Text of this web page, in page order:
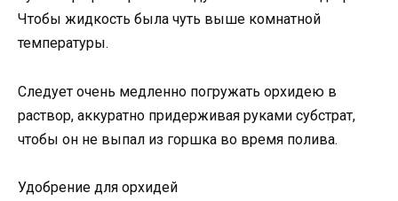
Чтобы жидкость была чуть выше комнатной
температуры.
Следует очень медленно погружать орхидею в
раствор, аккуратно придерживая руками субстрат,
чтобы он не выпал из горшка во время полива.
Удобрение для орхидей